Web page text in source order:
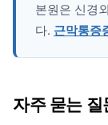
본원은 신경
다. 근막통증
자주 묻는 질